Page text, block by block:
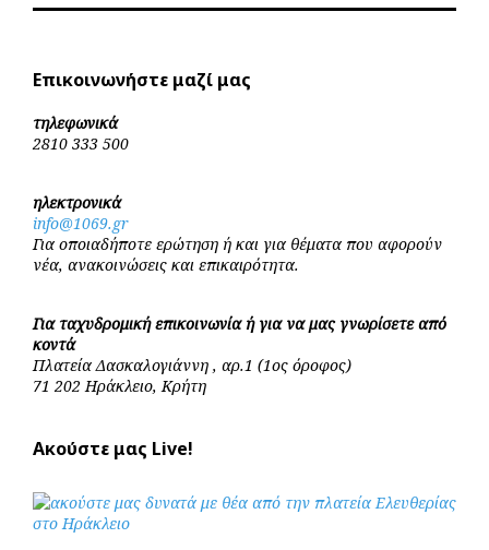
Επικοινωνήστε μαζί μας
τηλεφωνικά
2810 333 500
ηλεκτρονικά
info@1069.gr
Για οποιαδήποτε ερώτηση ή και για θέματα που αφορούν
νέα, ανακοινώσεις και επικαιρότητα.
Για ταχυδρομική επικοινωνία ή για να μας γνωρίσετε από
κοντά
Πλατεία Δασκαλογιάννη , αρ.1 (1ος όροφος)
71 202 Ηράκλειο, Κρήτη
Ακούστε μας Live!